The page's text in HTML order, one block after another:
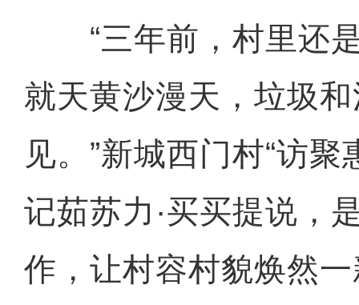
“三年前，村里还是
就天黄沙漫天，垃圾
见。”新城西门村“访
记茹苏力·买买提说，
作，让村容村貌焕然